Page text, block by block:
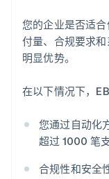
您的企业是否适
付量、合规要求
明显优势。
在以下情况下，
您通过自动化
超过 1000 笔支
合规性和安全